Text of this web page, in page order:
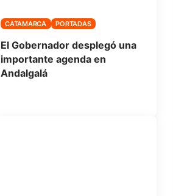
CATAMARCA PORTADAS
El Gobernador desplegó una
importante agenda en
Andalgalá